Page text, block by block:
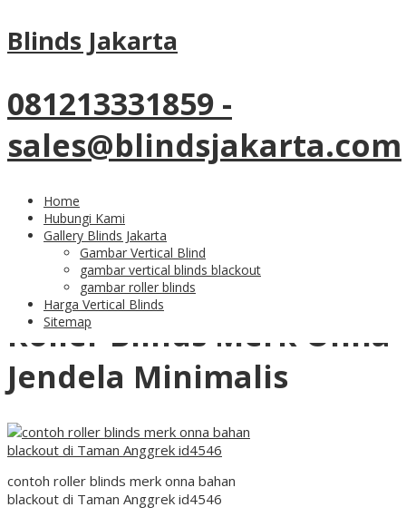
Blinds Jakarta
081213331859 -
sales@blindsjakarta.com
Home
Hubungi Kami
Gallery Blinds Jakarta
Gambar Vertical Blind
gambar vertical blinds blackout
gambar roller blinds
Harga Vertical Blinds
Sitemap
Roller Blinds Merk Onna
Apartemen Taman Anggrek
Residence
tersedia beragam merk blinds onna, sharp point, tosso,
shinichi dan lain sebagainya
Roller Blinds Merk Onna
Jendela Minimalis
contoh roller blinds merk onna bahan
blackout di Taman Anggrek id4546